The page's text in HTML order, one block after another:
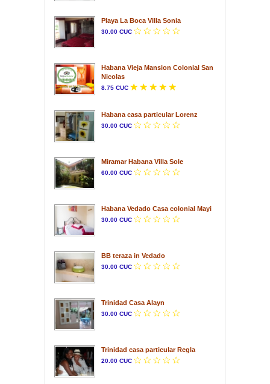
Playa La Boca Villa Sonia
30.00 CUC
Habana Vieja Mansion Colonial San
Nicolas
8.75 CUC
Habana casa particular Lorenz
30.00 CUC
Miramar Habana Villa Sole
60.00 CUC
Habana Vedado Casa colonial Mayi
30.00 CUC
BB teraza in Vedado
30.00 CUC
Trinidad Casa Alayn
30.00 CUC
Trinidad casa particular Regla
20.00 CUC